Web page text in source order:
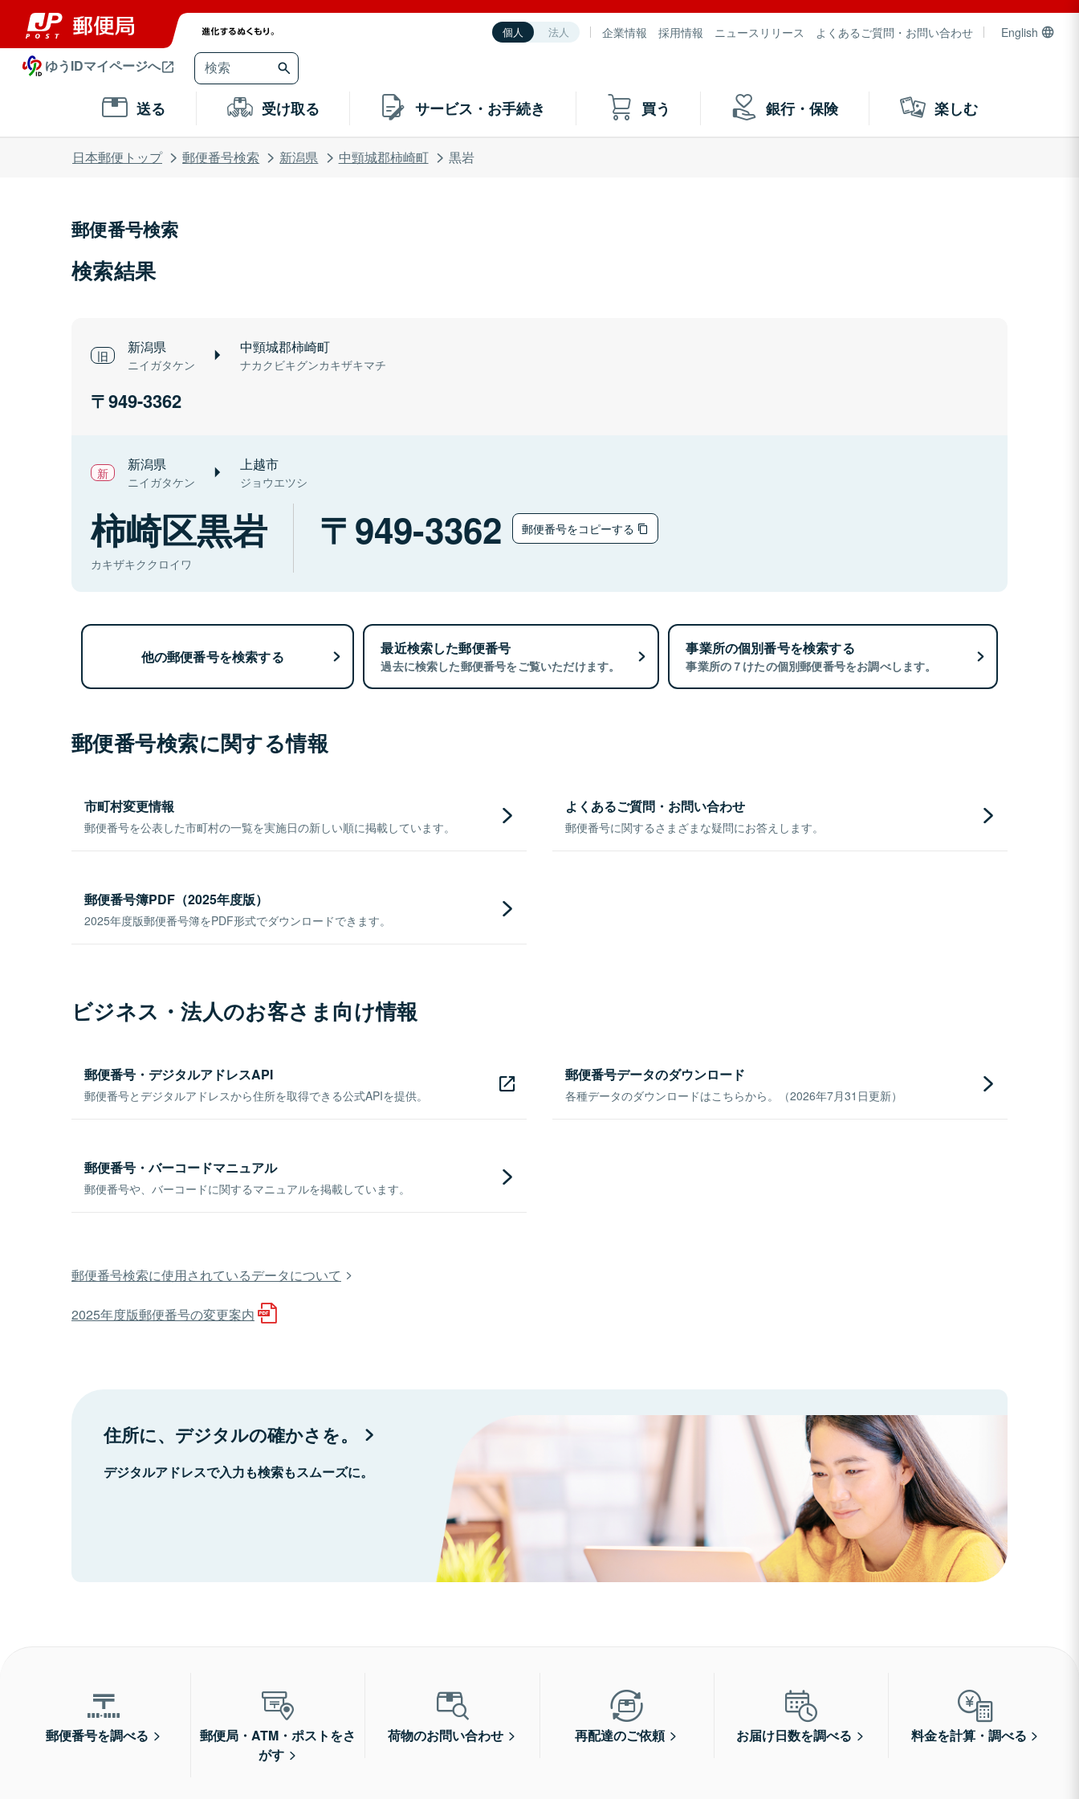
個人 法人 企業情報 採用情報 ニュースリリース よくあるご質問・お問い合わせ English
ゆうIDマイページへ
送る 受け取る サービス・お手続き 買う 銀行・保険 楽しむ
日本郵便トップ 郵便番号検索 新潟県 中頸城郡柿崎町 黒岩
郵便番号検索
検索結果
新潟県
ニイガタケン
中頸城郡柿崎町
ナカクビキグンカキザキマチ
949-3362
新潟県
ニイガタケン
上越市
ジョウエツシ
柿崎区黒岩
カキザキククロイワ
949-3362 郵便番号をコピーする
他の郵便番号を検索する 最近検索した郵便番号
過去に検索した郵便番号をご覧いただけます。
事業所の個別番号を検索する
事業所の７けたの個別郵便番号をお調べします。
郵便番号検索に関する情報
市町村変更情報
郵便番号を公表した市町村の一覧を実施日の新しい順に掲載しています。
よくあるご質問・お問い合わせ
郵便番号に関するさまざまな疑問にお答えします。
郵便番号簿PDF（2025年度版）
2025年度版郵便番号簿をPDF形式でダウンロードできます。
ビジネス・法人のお客さま向け情報
郵便番号・デジタルアドレスAPI
郵便番号とデジタルアドレスから住所を取得できる公式APIを提供。
郵便番号データのダウンロード
各種データのダウンロードはこちらから。（2026年7月31日更新）
郵便番号・バーコードマニュアル
郵便番号や、バーコードに関するマニュアルを掲載しています。
郵便番号検索に使用されているデータについて
2025年度版郵便番号の変更案内
住所に、デジタルの確かさを。
デジタルアドレスで入力も検索もスムーズに。
郵便番号を調べる
郵便局・ATM・ポストをさ
がす
荷物のお問い合わせ 再配達のご依頼 お届け日数を調べる 料金を計算・調べる